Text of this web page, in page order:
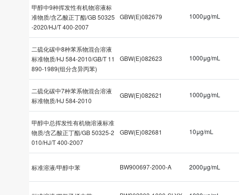
甲醇中9种挥发性有机物溶液标
准物质/含乙酸正丁酯/GB 50325
-2020/HJ/T 400-2007
GBW(E)082679 1000μg/mL
二硫化碳中8种苯系物混合溶液
标准物质/HJ 584-2010/GB/T 11
890-1989(组分含异丙苯)
GBW(E)082623 1000μg/mL
二硫化碳中7种苯系物混合溶液
标准物质/HJ 584-2010
GBW(E)082621 1000μg/mL
甲醇中总挥发性有机物溶液标准
物质/含乙酸正丁酯/GB 50325-2
010/HJ/T 400-2007
GBW(E)082681 10μg/mL
标准溶液/甲醇中苯 BW900697-2000-A 2000μg/mL